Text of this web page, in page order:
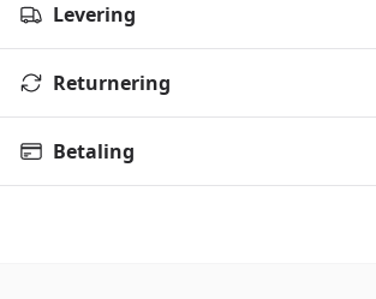
Levering
Returnering
Betaling